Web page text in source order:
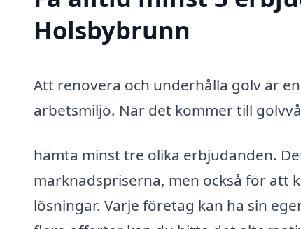
Holsbybrunn
Att renovera och underhålla golv är
arbetsmiljö. När det kommer till
hämta minst tre olika erbjudanden.
marknadspriserna, men också för att
lösningar. Varje företag kan ha sin